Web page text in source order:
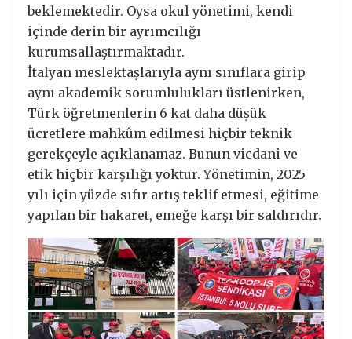
beklemektedir. Oysa okul yönetimi, kendi
içinde derin bir ayrımcılığı
kurumsallaştırmaktadır.
İtalyan meslektaşlarıyla aynı sınıflara girip
aynı akademik sorumlulukları üstlenirken,
Türk öğretmenlerin 6 kat daha düşük
ücretlere mahkûm edilmesi hiçbir teknik
gerekçeyle açıklanamaz. Bunun vicdani ve
etik hiçbir karşılığı yoktur. Yönetimin, 2025
yılı için yüzde sıfır artış teklif etmesi, eğitime
yapılan bir hakaret, emeğe karşı bir saldırıdır.